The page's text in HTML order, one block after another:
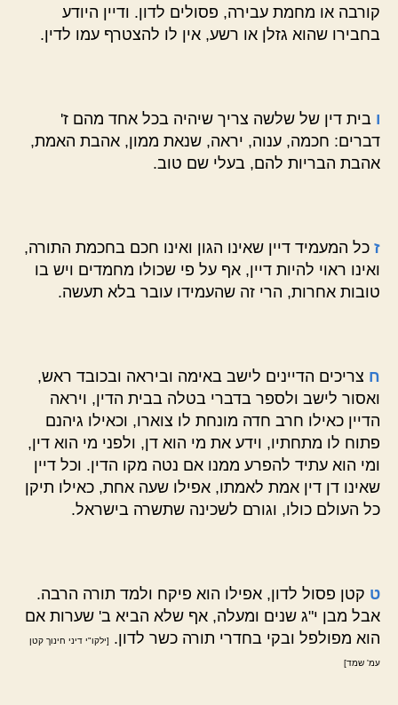
קורבה או מחמת עבירה, פסולים לדון. ודיין היודע
בחבירו שהוא גזלן או רשע, אין לו להצטרף עמו לדין.
ו בית דין של שלשה צריך שיהיה בכל אחד מהם ז'
דברים: חכמה, ענוה, יראה, שנאת ממון, אהבת האמת,
אהבת הבריות להם, בעלי שם טוב.
ז כל המעמיד דיין שאינו הגון ואינו חכם בחכמת התורה,
ואינו ראוי להיות דיין, אף על פי שכולו מחמדים ויש בו
טובות אחרות, הרי זה שהעמידו עובר בלא תעשה.
ח צריכים הדיינים לישב באימה וביראה ובכובד ראש,
ואסור לישב ולספר בדברי בטלה בבית הדין, ויראה
הדיין כאילו חרב חדה מונחת לו צוארו, וכאילו גיהנם
פתוח לו מתחתיו, וידע את מי הוא דן, ולפני מי הוא דין,
ומי הוא עתיד להפרע ממנו אם נטה מקו הדין. וכל דיין
שאינו דן דין אמת לאמתו, אפילו שעה אחת, כאילו תיקן
כל העולם כולו, וגורם לשכינה שתשרה בישראל.
ט קטן פסול לדון, אפילו הוא פיקח ולמד תורה הרבה.
אבל מבן י"ג שנים ומעלה, אף שלא הביא ב' שערות אם
הוא מפולפל ובקי בחדרי תורה כשר לדון.
[ילקו"י דיני חינוך קטן
עמ' שמד]